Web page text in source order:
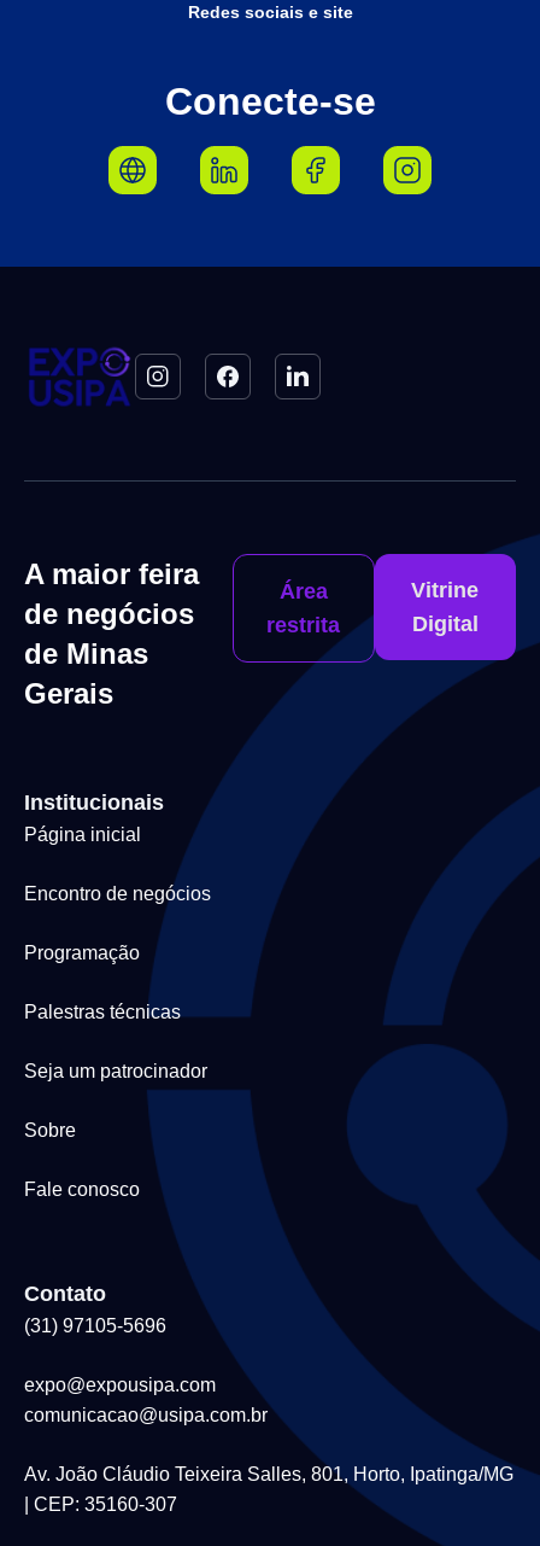
Redes sociais e site
Conecte-se
A maior feira
de negócios
de Minas
Gerais
Área
restrita
Vitrine
Digital
Institucionais
Página inicial
Encontro de negócios
Programação
Palestras técnicas
Seja um patrocinador
Sobre
Fale conosco
Contato
(31) 97105-5696
expo@expousipa.com
comunicacao@usipa.com.br
Av. João Cláudio Teixeira Salles, 801, Horto, Ipatinga/MG
| CEP: 35160-307